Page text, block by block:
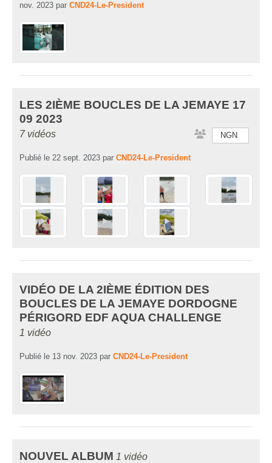
nov. 2023 par CND24-Le-President
LES 2IÈME BOUCLES DE LA JEMAYE 17
09 2023
7 vidéos NGN
Publié le 22 sept. 2023 par CND24-Le-President
VIDÉO DE LA 2IÈME ÉDITION DES
BOUCLES DE LA JEMAYE DORDOGNE
PÉRIGORD EDF AQUA CHALLENGE
1 vidéo
Publié le 13 nov. 2023 par CND24-Le-President
NOUVEL ALBUM 1 vidéo